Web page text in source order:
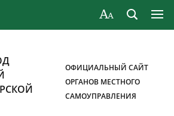
ОФИЦИАЛЬНЫЙ САЙТ
ОРГАНОВ МЕСТНОГО
САМОУПРАВЛЕНИЯ